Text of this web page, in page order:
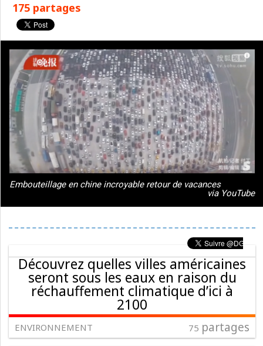
175 partages
Embouteillage en chine incroyable retour de vacances
via YouTube
Découvrez quelles villes américaines
seront sous les eaux en raison du
réchauffement climatique d’ici à
2100
ENVIRONNEMENT 75 partages